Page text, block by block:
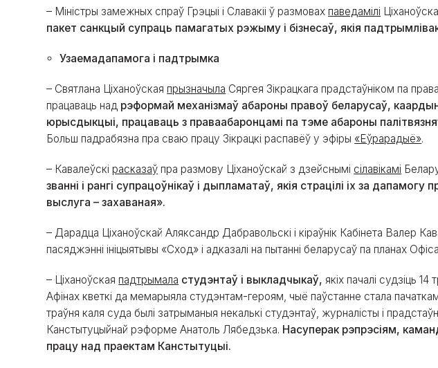
– Міністры замежных спраў Грэцыі і Славакіі ў размовахпаведамілі
пакет санкцый супраць памагатых рэжыму і бізнесаў, якія
Узаемадапамога і падтрымка
– Святлана Ціханоўскаяпрызначыла Сяргея Зікрацкага прадстаўніком па
працаваць над рэформай механізмаў абароны правоў беларусаў,
юрысдыкцыі, працаваць з праваабаронцамі па тэме абароны
Больш падрабязна пра сваю працу Зікрацкі распавёў у эфіры «Еўрарадыё».
– Кавалеўскірасказаў пра размову Ціханоўскай з дзейснымі сілавікамі
званні і рангі супрацоўнікаў і дыпламатаў, якія страцілі іх за
выслуга – захаваная».
– Дарадца Ціханоўскай Аляксандр Дабравольскі і кіраўнік Кабінета Валер
пасяджэнні ініцыятывы «Сход» і адказалі на пытанні беларусаў па планах
– Ціханоўскаяпадтрымала студэнтаў і выкладчыкаў, якіх пачалі судзіць
Афінах кветкі да мемарыяла студэнтам-героям, чыё паўстанне стала
траўня каля суда былі затрыманыя некалькі студэнтаў, журналісты і
Канстытуцыйнай рэформе Анатоль Лябедзька. Насуперак рэпрэсіям,
працу над праектам Канстытуцыі.